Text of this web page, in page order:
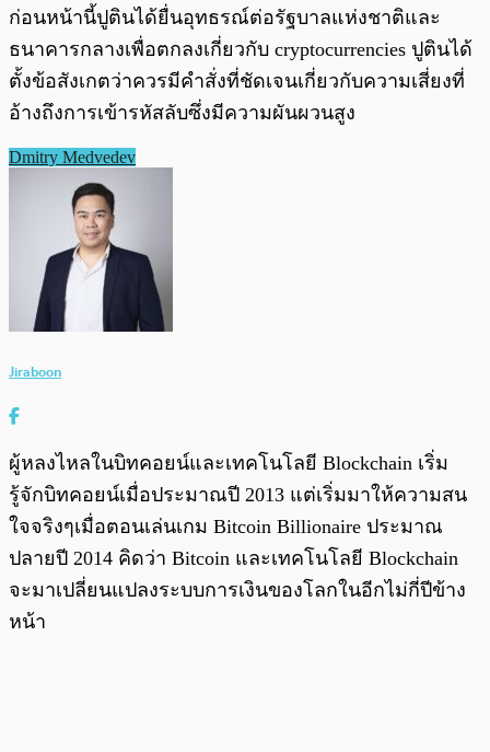
ก่อนหน้านี้ปูตินได้ยื่นอุทธรณ์ต่อรัฐบาลแห่งชาติและ
ธนาคารกลางเพื่อตกลงเกี่ยวกับ cryptocurrencies ปูตินได้
ตั้งข้อสังเกตว่าควรมีคำสั่งที่ชัดเจนเกี่ยวกับความเสี่ยงที่
อ้างถึงการเข้ารหัสลับซึ่งมีความผันผวนสูง
Dmitry Medvedev
Jiraboon
ผู้หลงไหลในบิทคอยน์และเทคโนโลยี Blockchain เริ่ม
รู้จักบิทคอยน์เมื่อประมาณปี 2013 แต่เริ่มมาให้ความสน
ใจจริงๆเมื่อตอนเล่นเกม Bitcoin Billionaire ประมาณ
ปลายปี 2014 คิดว่า Bitcoin และเทคโนโลยี Blockchain
จะมาเปลี่ยนแปลงระบบการเงินของโลกในอีกไม่กี่ปีข้าง
หน้า